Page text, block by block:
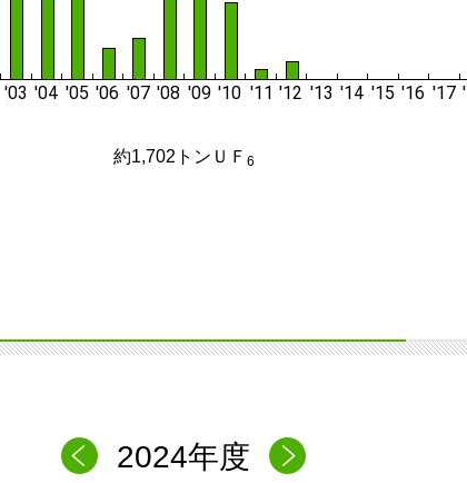
約1,702トンＵＦ 6
2024年度